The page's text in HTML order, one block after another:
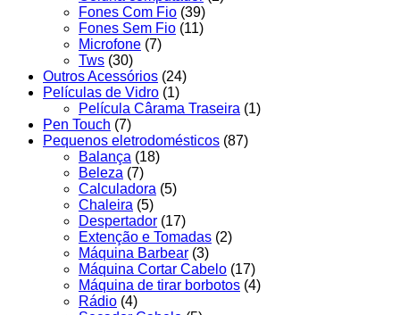
Fones Com Fio (39)
Fones Sem Fio (11)
Microfone (7)
Tws (30)
Outros Acessórios (24)
Películas de Vidro (1)
Película Cârama Traseira (1)
Pen Touch (7)
Pequenos eletrodomésticos (87)
Balança (18)
Beleza (7)
Calculadora (5)
Chaleira (5)
Despertador (17)
Extenção e Tomadas (2)
Máquina Barbear (3)
Máquina Cortar Cabelo (17)
Máquina de tirar borbotos (4)
Rádio (4)